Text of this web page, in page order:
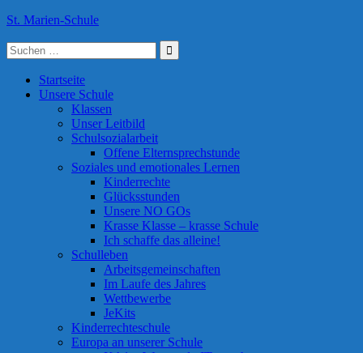
Skip
content
St. Marien-Schule
Katholische Grundschule in Moers
Suche
nach:
Startseite
Unsere Schule
Klassen
Unser Leitbild
Schulsozialarbeit
Offene Elternsprechstunde
Soziales und emotionales Lernen
Kinderrechte
Glücksstunden
Unsere NO GOs
Krasse Klasse – krasse Schule
Ich schaffe das alleine!
Schulleben
Arbeitsgemeinschaften
Im Laufe des Jahres
Wettbewerbe
JeKits
Kinderrechteschule
Europa an unserer Schule